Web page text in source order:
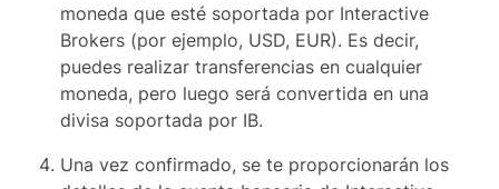
moneda que esté soportada por Interactive
Brokers (por ejemplo, USD, EUR). Es decir,
puedes realizar transferencias en cualquier
moneda, pero luego será convertida en una
divisa soportada por IB.
Una vez confirmado, se te proporcionarán los